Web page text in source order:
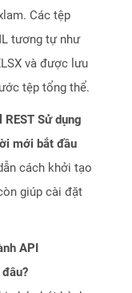
Các tệp
tương tự như
và được lưu
tệp tổng thể.
Sử dụng
mới bắt đầu
cách khởi tạo
giúp cài đặt
API